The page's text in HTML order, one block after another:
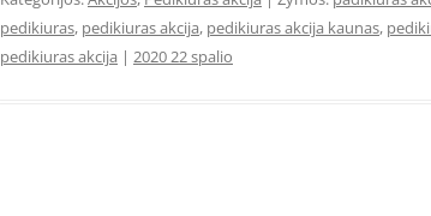
pedikiuras, pedikiuras akcija, pedikiuras akcija kaunas,
pedikiuras akcija | 2020 22 spalio